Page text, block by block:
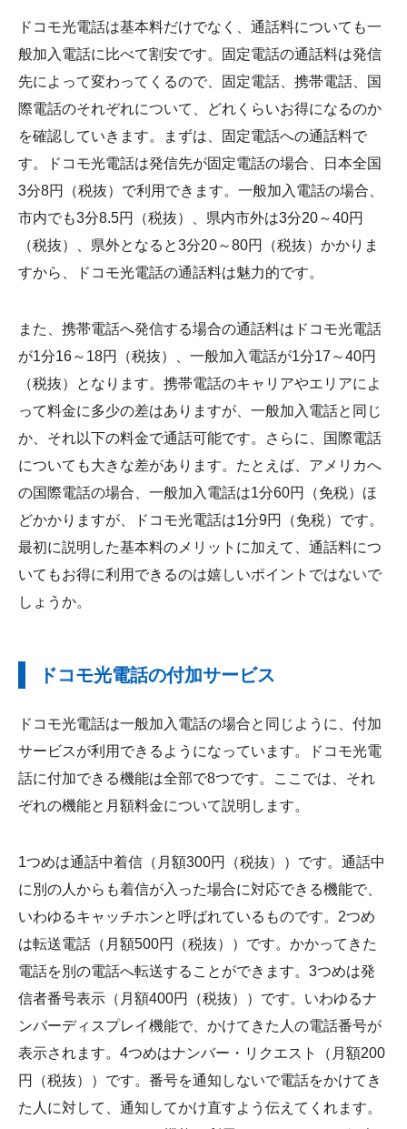
ドコモ光電話は基本料だけでなく、通話料についても一
般加入電話に比べて割安です。固定電話の通話料は発信
先によって変わってくるので、固定電話、携帯電話、国
際電話のそれぞれについて、どれくらいお得になるのか
を確認していきます。まずは、固定電話への通話料で
す。ドコモ光電話は発信先が固定電話の場合、日本全国
3分8円（税抜）で利用できます。一般加入電話の場合、
市内でも3分8.5円（税抜）、県内市外は3分20～40円
（税抜）、県外となると3分20～80円（税抜）かかりま
すから、ドコモ光電話の通話料は魅力的です。
また、携帯電話へ発信する場合の通話料はドコモ光電話
が1分16～18円（税抜）、一般加入電話が1分17～40円
（税抜）となります。携帯電話のキャリアやエリアによ
って料金に多少の差はありますが、一般加入電話と同じ
か、それ以下の料金で通話可能です。さらに、国際電話
についても大きな差があります。たとえば、アメリカへ
の国際電話の場合、一般加入電話は1分60円（免税）ほ
どかかりますが、ドコモ光電話は1分9円（免税）です。
最初に説明した基本料のメリットに加えて、通話料につ
いてもお得に利用できるのは嬉しいポイントではないで
しょうか。
ドコモ光電話の付加サービス
ドコモ光電話は一般加入電話の場合と同じように、付加
サービスが利用できるようになっています。ドコモ光電
話に付加できる機能は全部で8つです。ここでは、それ
ぞれの機能と月額料金について説明します。
1つめは通話中着信（月額300円（税抜））です。通話中
に別の人からも着信が入った場合に対応できる機能で、
いわゆるキャッチホンと呼ばれているものです。2つめ
は転送電話（月額500円（税抜））です。かかってきた
電話を別の電話へ転送することができます。3つめは発
信者番号表示（月額400円（税抜））です。いわゆるナ
ンバーディスプレイ機能で、かけてきた人の電話番号が
表示されます。4つめはナンバー・リクエスト（月額200
円（税抜））です。番号を通知しないで電話をかけてき
た人に対して、通知してかけ直すよう伝えてくれます。